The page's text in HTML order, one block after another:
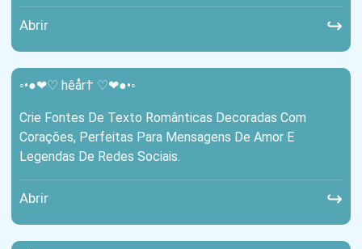
Abrir ↪
◦•●❤♡ hêår† ♡❤●•◦
Crie Fontes De Texto Românticas Decoradas Com
Corações, Perfeitas Para Mensagens De Amor E
Legendas De Redes Sociais.
Abrir ↪